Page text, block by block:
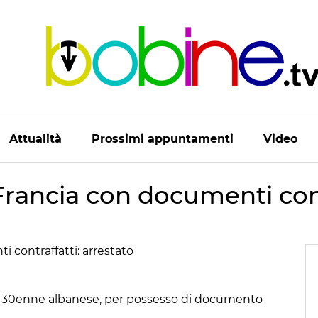
Attualità Prossimi appuntamenti Video
con documenti
albanese, per possesso di documento